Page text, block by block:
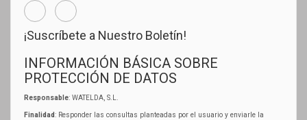
¡Suscríbete a Nuestro Boletín!
INFORMACIÓN BÁSICA SOBRE
PROTECCIÓN DE DATOS
Responsable: WATELDA, S.L.
Finalidad: Responder las consultas planteadas por el usuario y enviarle la